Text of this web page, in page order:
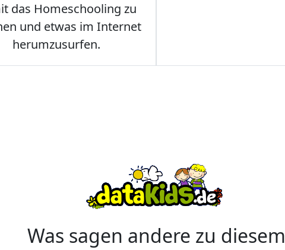
das Homeschooling zu
und etwas im Internet
herumzusurfen.
Was sagen andere zu diesem